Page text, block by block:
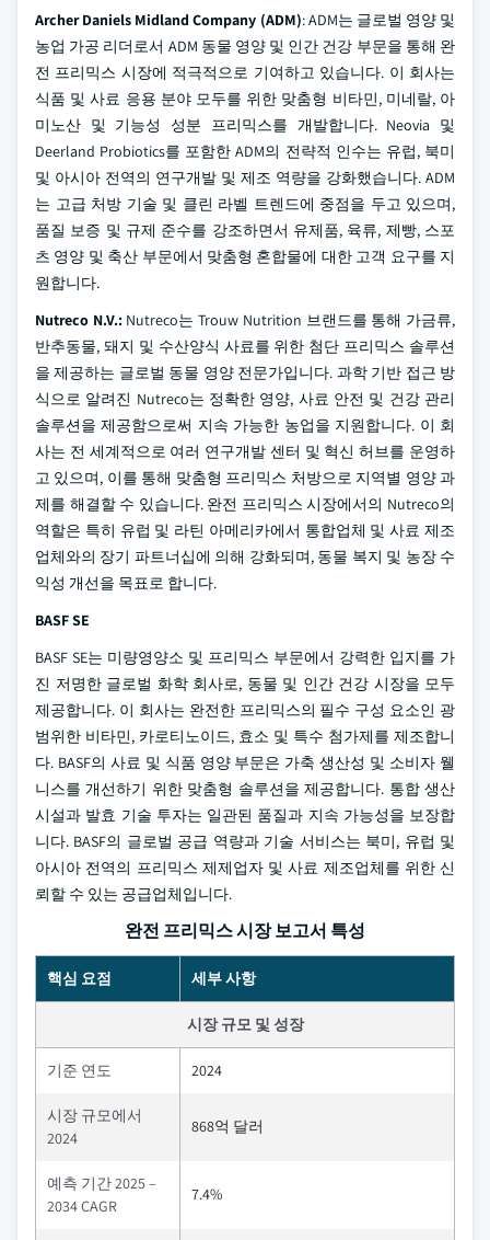
Archer Daniels Midland Company (ADM): ADM는 글로벌 영양 및
농업 가공 리더로서 ADM 동물 영양 및 인간 건강 부문을 통해 완
전 프리믹스 시장에 적극적으로 기여하고 있습니다. 이 회사는
식품 및 사료 응용 분야 모두를 위한 맞춤형 비타민, 미네랄, 아
미노산 및 기능성 성분 프리믹스를 개발합니다. Neovia 및
Deerland Probiotics를 포함한 ADM의 전략적 인수는 유럽, 북미
및 아시아 전역의 연구개발 및 제조 역량을 강화했습니다. ADM
는 고급 처방 기술 및 클린 라벨 트렌드에 중점을 두고 있으며,
품질 보증 및 규제 준수를 강조하면서 유제품, 육류, 제빵, 스포
츠 영양 및 축산 부문에서 맞춤형 혼합물에 대한 고객 요구를 지
원합니다.
Nutreco N.V.: Nutreco는 Trouw Nutrition 브랜드를 통해 가금류,
반추동물, 돼지 및 수산양식 사료를 위한 첨단 프리믹스 솔루션
을 제공하는 글로벌 동물 영양 전문가입니다. 과학 기반 접근 방
식으로 알려진 Nutreco는 정확한 영양, 사료 안전 및 건강 관리
솔루션을 제공함으로써 지속 가능한 농업을 지원합니다. 이 회
사는 전 세계적으로 여러 연구개발 센터 및 혁신 허브를 운영하
고 있으며, 이를 통해 맞춤형 프리믹스 처방으로 지역별 영양 과
제를 해결할 수 있습니다. 완전 프리믹스 시장에서의 Nutreco의
역할은 특히 유럽 및 라틴 아메리카에서 통합업체 및 사료 제조
업체와의 장기 파트너십에 의해 강화되며, 동물 복지 및 농장 수
익성 개선을 목표로 합니다.
BASF SE
BASF SE는 미량영양소 및 프리믹스 부문에서 강력한 입지를 가
진 저명한 글로벌 화학 회사로, 동물 및 인간 건강 시장을 모두
제공합니다. 이 회사는 완전한 프리믹스의 필수 구성 요소인 광
범위한 비타민, 카로티노이드, 효소 및 특수 첨가제를 제조합니
다. BASF의 사료 및 식품 영양 부문은 가축 생산성 및 소비자 웰
니스를 개선하기 위한 맞춤형 솔루션을 제공합니다. 통합 생산
시설과 발효 기술 투자는 일관된 품질과 지속 가능성을 보장합
니다. BASF의 글로벌 공급 역량과 기술 서비스는 북미, 유럽 및
아시아 전역의 프리믹스 제제업자 및 사료 제조업체를 위한 신
뢰할 수 있는 공급업체입니다.
완전 프리믹스 시장 보고서 특성
핵심 요점 세부 사항
시장 규모 및 성장
기준 연도 2024
시장 규모에서
2024
868억 달러
예측 기간 2025 –
2034 CAGR
7.4%